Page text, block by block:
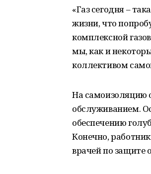
«Газ сегодня –
жизни, что
комплексной
мы, как и
коллективом
На самоизоляцию
обслуживанием.
обеспечению
Конечно,
врачей по защите